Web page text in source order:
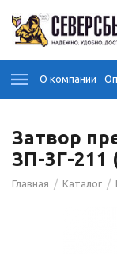
О компании
Затвор
ЗП-3Г-211
Главная / Каталог /